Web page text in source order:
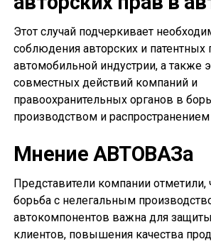
Этот случай подчеркивает
соблюдения авторских и патентных
автомобильной индустрии, а также
совместных действий компаний и
правоохранительных органов в
производством и распространением
Мнение АВТОВАЗа
Представители компании отметили,
борьба с нелегальным
автокомпонентов важна для
клиентов, повышения качества